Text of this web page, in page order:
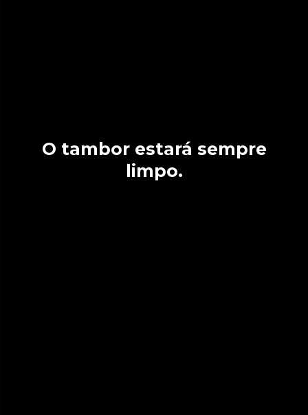
O tambor estará sempre
limpo.